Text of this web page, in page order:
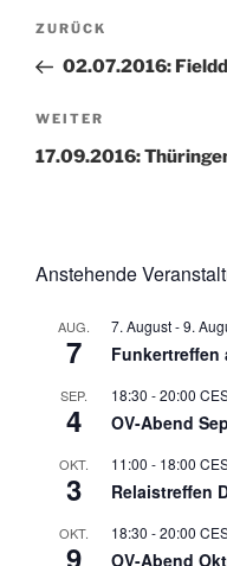
Vorheriger
Beitrag
ZURÜCK
02.07.2016:
Nächster
Beitrag
WEITER
17.09.2016:
Anstehende
AUG.
7
7. August-9.
Funkertreffen
SEP.
4
18:30 -20:00
OV-Abend
OKT.
3
11:00 - 18:00
Relaistreffen
OKT.
9
18:30 -20:00
OV-Abend